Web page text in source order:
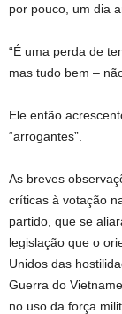
por pouco, um dia
“É uma perda de
mas tudo bem –
Ele então
“arrogantes”.
As breves
críticas à votação
partido, que se
legislação que o
Unidos das
Guerra do
no uso da força